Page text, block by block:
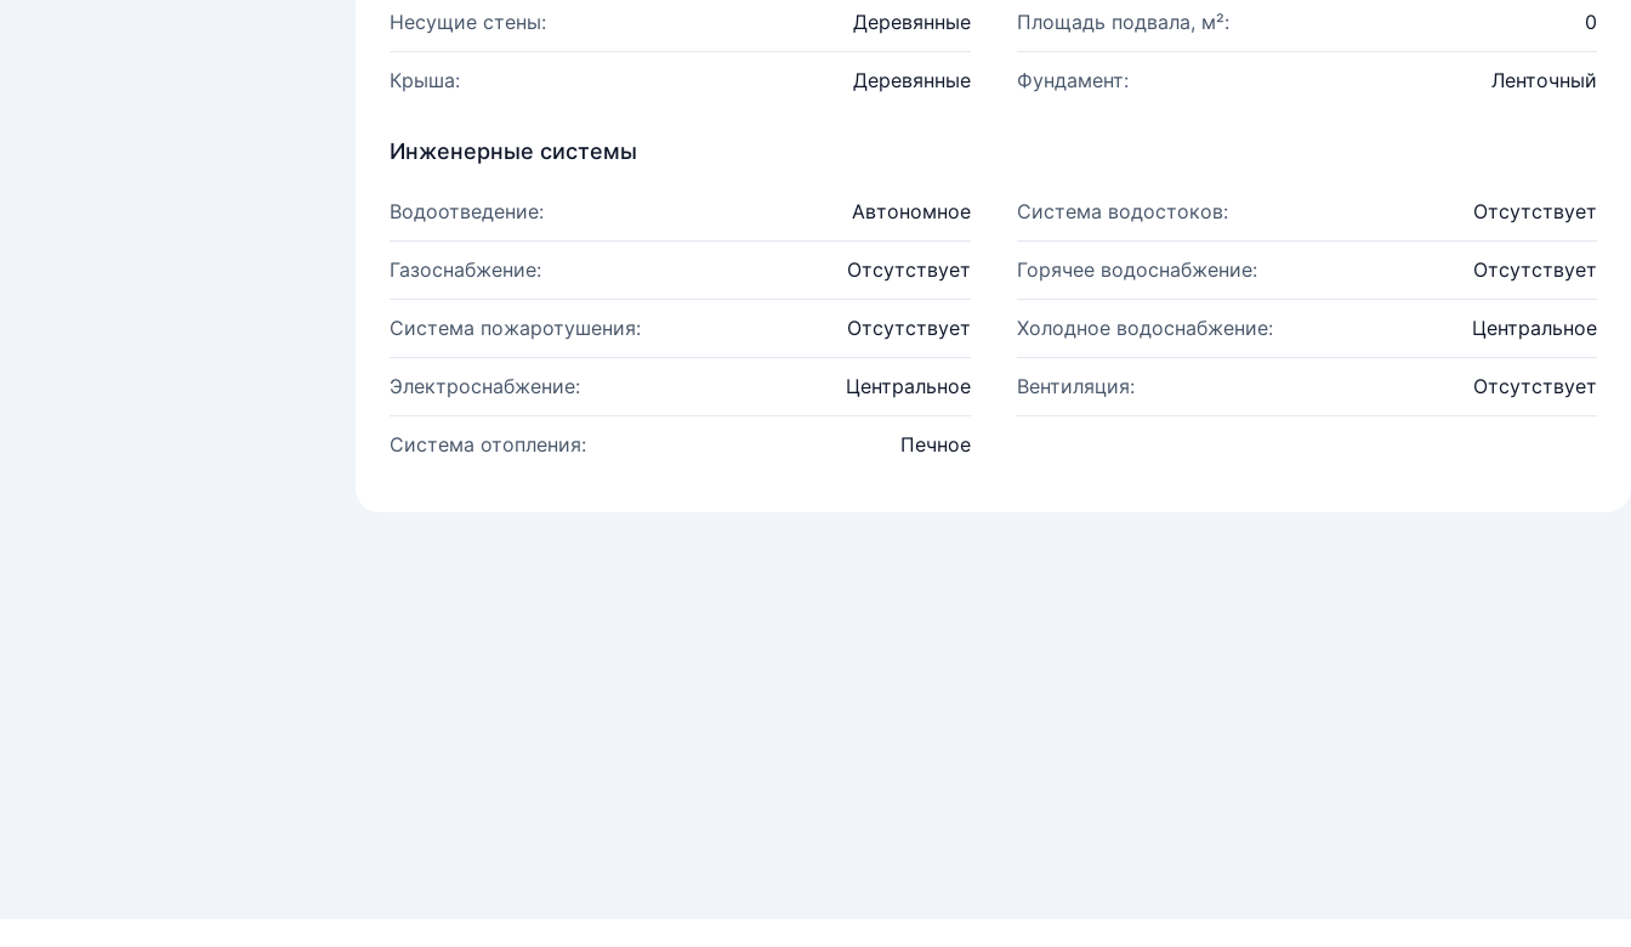
Несущие стены: Деревянные Площадь подвала, м²: 0
Крыша: Деревянные Фундамент: Ленточный
Инженерные системы
Водоотведение: Автономное Система водостоков: Отсутствует
Газоснабжение: Отсутствует Горячее водоснабжение: Отсутствует
Система пожаротушения: Отсутствует Холодное водоснабжение: Центральное
Электроснабжение: Центральное Вентиляция: Отсутствует
Система отопления: Печное